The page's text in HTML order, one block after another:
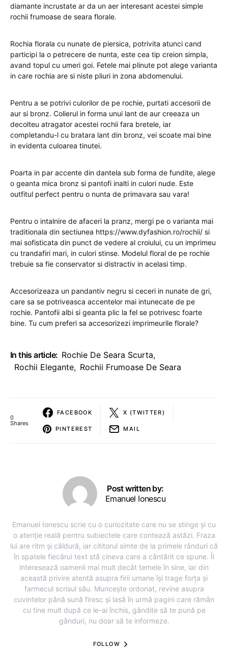
diamante incrustate ar da un aer interesant acestei simple
rochii frumoase de seara florale.
Rochia florala cu nunate de piersica, potrivita atunci cand
participi la o petrecere de nunta, este cea tip creion simpla,
avand topul cu umeri goi. Fetele mai plinute pot alege varianta
in care rochia are si niste pliuri in zona abdomenului.
Pentru a se potrivi culorilor de pe rochie, purtati accesorii de
aur si bronz. Colierul in forma unui lant de aur creeaza un
decolteu atragator acestei rochii fara bretele, iar
completandu-l cu bratara lant din bronz, vei scoate mai bine
in evidenta culoarea tinutei.
Poarta in par accente din dantela sub forma de fundite, alege
o geanta mica bronz si pantofi inalti in culori nude. Este
outfitul perfect pentru o nunta de primavara sau vara!
Pentru o intalnire de afaceri la pranz, mergi pe o varianta mai
traditionala din sectiunea https://www.dyfashion.ro/rochii/ si
mai sofisticata din punct de vedere al croiului, cu un imprimeu
cu trandafiri mari, in culori stinse. Modelul floral de pe rochie
trebuie sa fie conservator si distractiv in acelasi timp.
Accesorizeaza un pandantiv negru si ceceri in nunate de gri,
care sa se potriveasca accentelor mai intunecate de pe
rochie. Pantofii albi si geanta plic la fel se potrivesc foarte
bine. Tu cum preferi sa accesorizezi imprimeurile florale?
In this article: Rochie De Seara Scurta,
Rochii Elegante, Rochii Frumoase De Seara
0
Shares
FACEBOOK X (TWITTER)
PINTEREST MAIL
Post written by:
Emanuel Ionescu
Emanuel Ionescu scrie cu o curiozitate care nu se stinge și cu
o atenție reală pentru subiectele care contează astăzi. Fraza
lui are ritm și căldură, iar cititorul simte de la primele rânduri că
în spatele fiecărui text stă cineva care a cântărit ce spune. Îl
interesează oamenii mai mult decât temele în sine, iar din
această privire atentă asupra firii umane își trage forța și
farmecul scrisul său. Muncește ordonat, revine asupra
cuvintelor până sună firesc și lasă în urmă pagini care rămân
cu tine mult după ce le-ai închis, gândite să te pună pe
gânduri, nu doar să te informeze.
FOLLOW